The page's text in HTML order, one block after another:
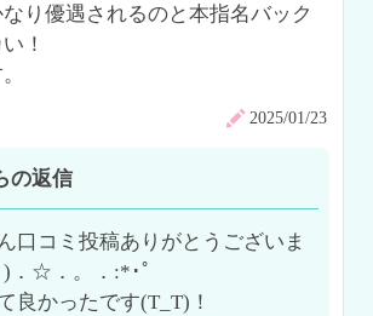
り優遇されるのと本指名バック
！
2025/01/23
の返信
口コミ投稿ありがとうございま
)．☆．。．:*･ﾟ
良かったです(T_T)！